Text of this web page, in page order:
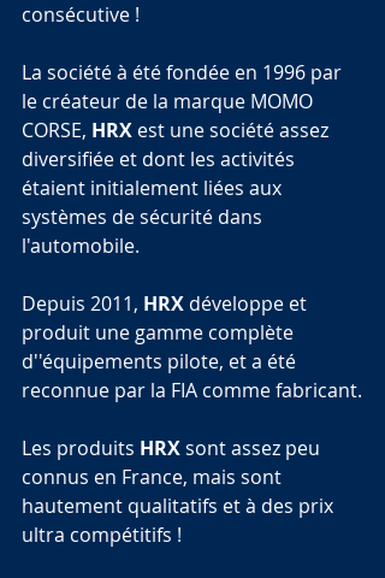
consécutive !
La société à été fondée en 1996 par
le créateur de la marque MOMO
CORSE, HRX est une société assez
diversifiée et dont les activités
étaient initialement liées aux
systèmes de sécurité dans
l'automobile.
Depuis 2011, HRX développe et
produit une gamme complète
d''équipements pilote, et a été
reconnue par la FIA comme fabricant.
Les produits HRX sont assez peu
connus en France, mais sont
hautement qualitatifs et à des prix
ultra compétitifs !